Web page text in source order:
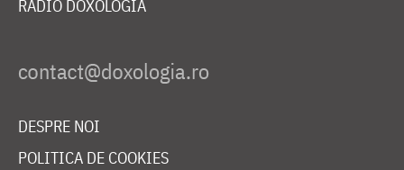
RADIO DOXOLOGIA
DESPRE NOI
POLITICA DE COOKIES